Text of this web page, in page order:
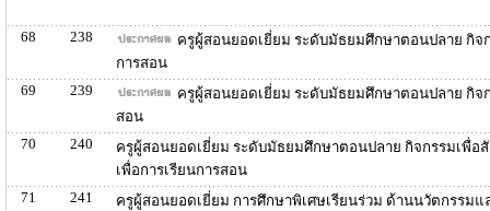
68 238
ครูผู้สอนยอดเยี่ยม ระดับมัธยมศึกษาตอนปลาย กิจ
การสอน
69
239
ครูผู้สอนยอดเยี่ยม ระดับมัธยมศึกษาตอนปลาย กิจ
สอน
70
240
ครูผู้สอนยอดเยี่ยม ระดับมัธยมศึกษาตอนปลาย กิจกรรมเพื่
เพื่อการเรียนการสอน
71
241 ครูผู้สอนยอดเยี่ยม การศึกษาพิเศษเรียนร่วม ด้านนวัตกรรมแ